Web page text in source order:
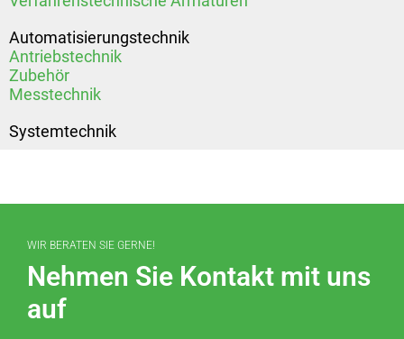
Automatisierungstechnik
Antriebstechnik
Zubehör
Messtechnik
Systemtechnik
WIR BERATEN SIE GERNE!
Nehmen Sie Kontakt mit uns
auf